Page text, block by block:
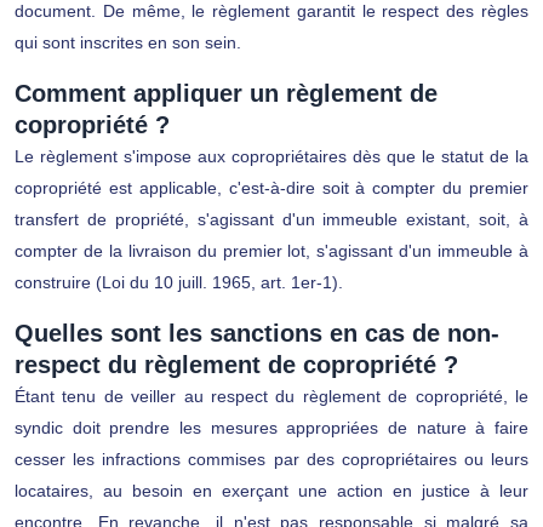
document. De même, le règlement garantit le respect des règles
qui sont inscrites en son sein.
Comment appliquer un règlement de
copropriété ?
Le règlement s'impose aux copropriétaires dès que le statut de la
copropriété est applicable, c'est-à-dire soit à compter du premier
transfert de propriété, s'agissant d'un immeuble existant, soit, à
compter de la livraison du premier lot, s'agissant d'un immeuble à
construire (Loi du 10 juill. 1965, art. 1er-1).
Quelles sont les sanctions en cas de non-
respect du règlement de copropriété ?
Étant tenu de veiller au respect du règlement de copropriété, le
syndic doit prendre les mesures appropriées de nature à faire
cesser les infractions commises par des copropriétaires ou leurs
locataires, au besoin en exerçant une action en justice à leur
encontre. En revanche, il n'est pas responsable si malgré sa